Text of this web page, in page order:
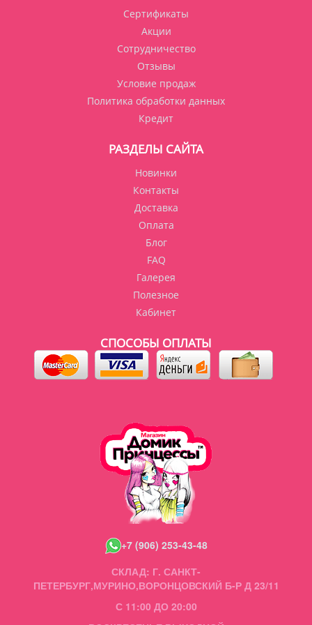
Сертификаты
Акции
Сотрудничество
Отзывы
Условие продаж
Политика обработки данных
Кредит
РАЗДЕЛЫ САЙТА
Новинки
Контакты
Доставка
Оплата
Блог
FAQ
Галерея
Полезное
Кабинет
СПОСОБЫ ОПЛАТЫ
+7 (906) 253-43-48
СКЛАД: Г. САНКТ-
ПЕТЕРБУРГ,МУРИНО,ВОРОНЦОВСКИЙ Б-Р Д 23/11
С 11:00 ДО 20:00